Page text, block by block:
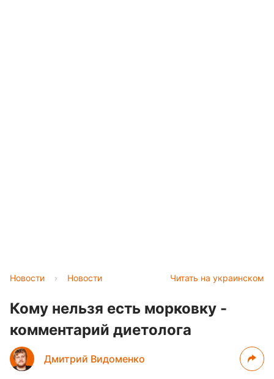
Читать на украинском
Новости › Новости
Кому нельзя есть морковку -
комментарий диетолога
Дмитрий Видоменко